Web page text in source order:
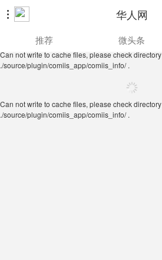
 华人网
./source/plugin/comiis_app/comiis_info/ .
推荐 微头条
Can not write to cache files, please check directory
./source/plugin/comiis_app/comiis_info/ .
Can not write to cache files, please check directory
./source/plugin/comiis_app/comiis_info/ .